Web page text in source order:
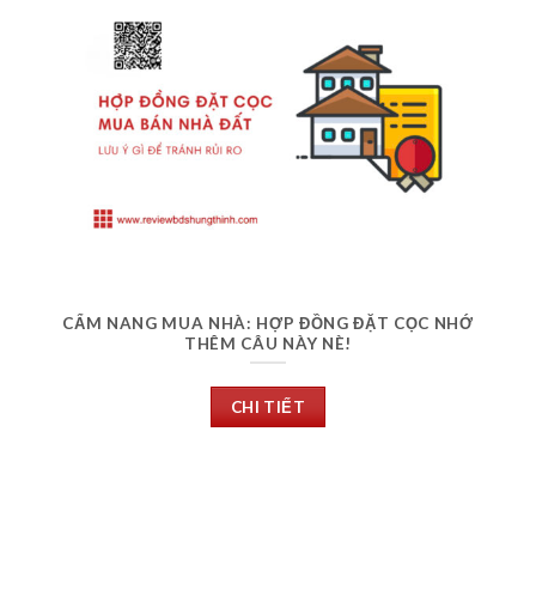
CẨM NANG MUA NHÀ: HỢP ĐỒNG ĐẶT CỌC NHỚ
THÊM CÂU NÀY NÈ!
CHI TIẾT